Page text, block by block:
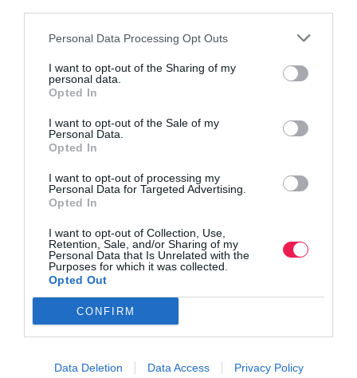
Personal Data Processing Opt Outs
I want to opt-out of the Sharing of my
personal data.
Opted In
I want to opt-out of the Sale of my
Personal Data.
Opted In
I want to opt-out of processing my
Personal Data for Targeted Advertising.
Opted In
I want to opt-out of Collection, Use,
Retention, Sale, and/or Sharing of my
Personal Data that Is Unrelated with the
Purposes for which it was collected.
Opted Out
CONFIRM
Data Deletion Data Access Privacy Policy